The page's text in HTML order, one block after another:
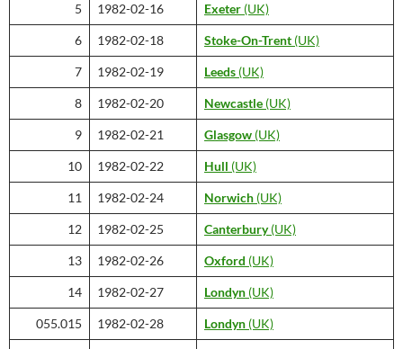
5 1982-02-16 Exeter (UK)
6 1982-02-18 Stoke-On-Trent (UK)
7 1982-02-19 Leeds (UK)
8 1982-02-20 Newcastle (UK)
9 1982-02-21 Glasgow (UK)
10 1982-02-22 Hull (UK)
11 1982-02-24 Norwich (UK)
12 1982-02-25 Canterbury(UK)
13 1982-02-26 Oxford (UK)
14 1982-02-27 Londyn (UK)
055.015 1982-02-28 Londyn (UK)